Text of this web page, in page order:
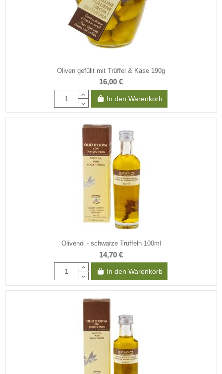
Oliven gefüllt mit Trüffel & Käse 190g
16,00 €
In den Warenkorb
Olivenöl - schwarze Trüffeln 100ml
14,70 €
In den Warenkorb